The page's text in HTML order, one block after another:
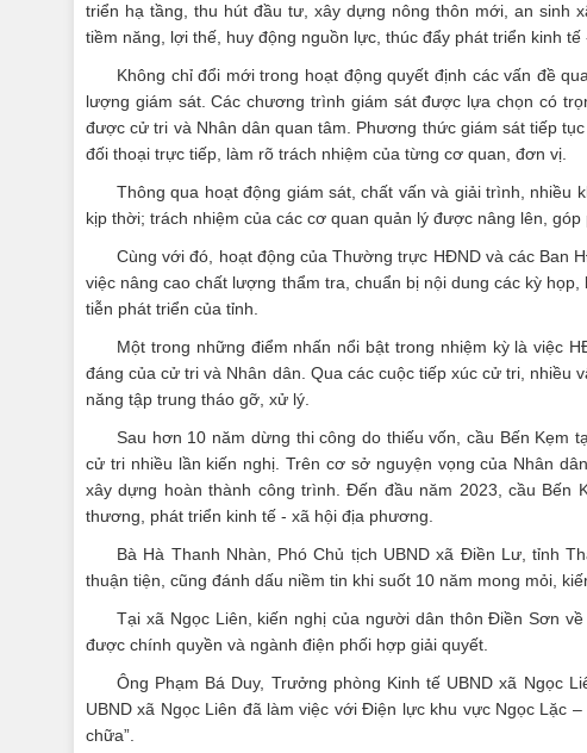
triển hạ tầng, thu hút đầu tư, xây dựng nông thôn mới, an sinh
tiềm năng, lợi thế, huy động nguồn lực, thúc đẩy phát triển kinh
Không chỉ đổi mới trong hoạt động quyết định các vấn đề
lượng giám sát. Các chương trình giám sát được lựa chọn có
được cử tri và Nhân dân quan tâm. Phương thức giám sát tiếp
đối thoại trực tiếp, làm rõ trách nhiệm của từng cơ quan, đơn vị.
Thông qua hoạt động giám sát, chất vấn và giải trình,
kịp thời; trách nhiệm của các cơ quan quản lý được nâng lên,
Cùng với đó, hoạt động của Thường trực HĐND và các Ban
việc nâng cao chất lượng thẩm tra, chuẩn bị nội dung các kỳ
tiễn phát triển của tỉnh.
Một trong những điểm nhấn nổi bật trong nhiệm kỳ là việc
đáng của cử tri và Nhân dân. Qua các cuộc tiếp xúc cử tri,
năng tập trung tháo gỡ, xử lý.
Sau hơn 10 năm dừng thi công do thiếu vốn, cầu Bến
cử tri nhiều lần kiến nghị. Trên cơ sở nguyện vọng của Nhân
xây dựng hoàn thành công trình. Đến đầu năm 2023, cầu
thương, phát triển kinh tế - xã hội địa phương.
Bà Hà Thanh Nhàn, Phó Chủ tịch UBND xã Điền Lư, tỉnh
thuận tiện, cũng đánh dấu niềm tin khi suốt 10 năm mong mỏi,
Tại xã Ngọc Liên, kiến nghị của người dân thôn Điền Sơn
được chính quyền và ngành điện phối hợp giải quyết.
Ông Phạm Bá Duy, Trưởng phòng Kinh tế UBND xã Ngọc
UBND xã Ngọc Liên đã làm việc với Điện lực khu vực Ngọc Lặc
chữa”.